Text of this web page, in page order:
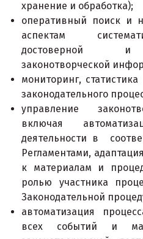
хранение и обработка);
оперативный поиск и
аспектам
достоверной и
законотворческой
мониторинг,
законодательного
управление
включая
деятельности в
Регламентами,
к материалам и
ролью участника
Законодательной
автоматизация
всех событий и